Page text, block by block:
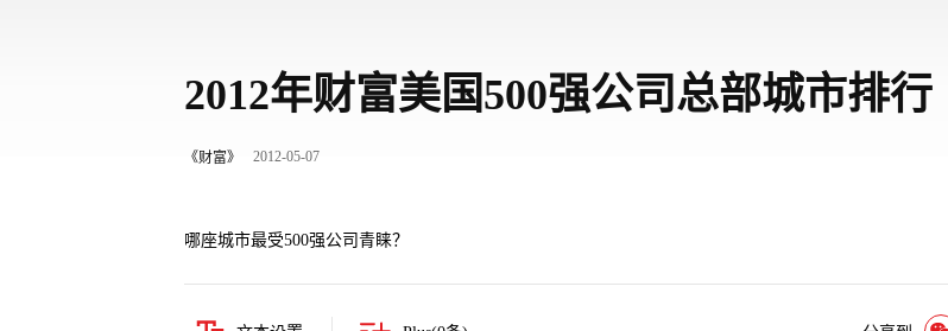
2012年财富美国500强公司总部城市排行
《财富》 2012-05-07
哪座城市最受500强公司青睐？